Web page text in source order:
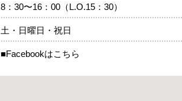
8：30〜16：00（L.O.15：30）
土・日曜日・祝日
■Facebookはこちら